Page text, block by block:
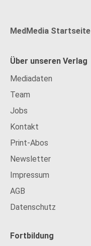
MedMedia Startseite
Über unseren Verlag
Mediadaten
Team
Jobs
Kontakt
Print-Abos
Newsletter
Impressum
AGB
Datenschutz
Fortbildung